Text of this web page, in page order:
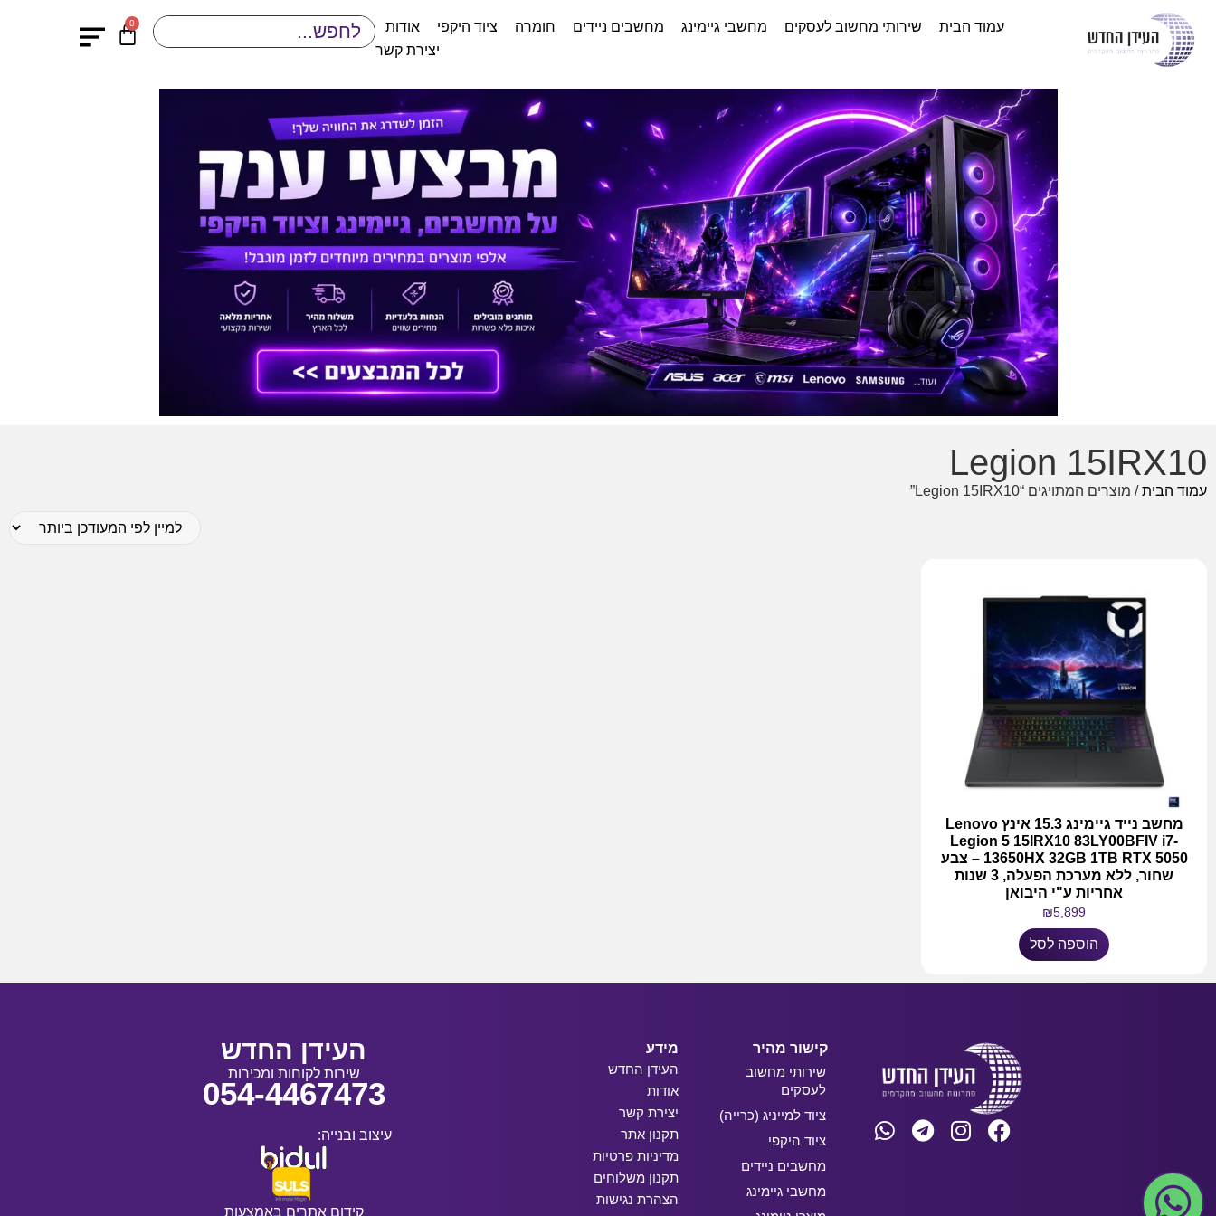
עמוד הבית שירותי מחשוב לעסקים מחשבי גיימינג מחשבים ניידים חומרה ציוד היקפי
אודות
יצירת קשר
0
Legion 15IRX10
עמוד הבית/ מוצרים המתויגים “Legion 15IRX10”
מחשב נייד גיימינג 15.3 אינץ Lenovo
Legion 5 15IRX10 83LY00BFIV i7-
13650HX 32GB 1TB RTX 5050 – צבע
שחור, ללא מערכת הפעלה, 3 שנות
אחריות ע"י היבואן
₪5,899
הוספה לסל
קישור מהיר
שירותי מחשוב
לעסקים
ציוד למייניג (כרייה)
ציוד היקפי
מחשבים ניידים
מחשבי גיימינג
מידע
העידן החדש
אודות
יצירת קשר
תקנון אתר
מדיניות פרטיות
תקנון משלוחים
הצהרת נגישות
העידן החדש
שירות לקוחות ומכירות
054-4467473
עיצוב ובנייה:
קידום אתרים באמצעות